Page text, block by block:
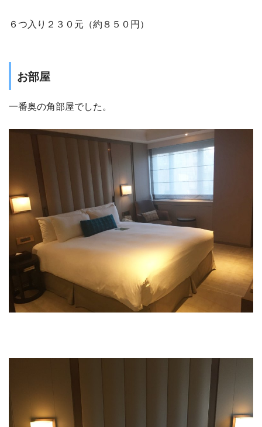
６つ入り２３０元（約８５０円）
お部屋
一番奥の角部屋でした。